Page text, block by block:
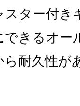
ター付き
きるオー
耐久性が